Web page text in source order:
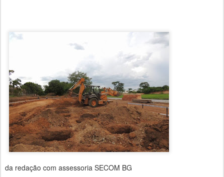
da redação com assessoria SECOM BG